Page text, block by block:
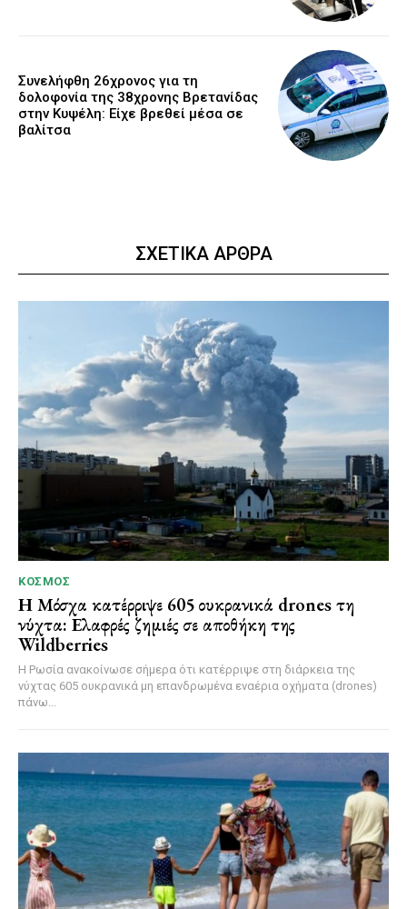
Συνελήφθη 26χρονος για τη
δολοφονία της 38χρονης Βρετανίδας
στην Κυψέλη: Είχε βρεθεί μέσα σε
βαλίτσα
ΣΧΕΤΙΚΑ ΑΡΘΡΑ
ΚΌΣΜΟΣ
Η Μόσχα κατέρριψε 605 ουκρανικά drones τη
νύχτα: Ελαφρές ζημιές σε αποθήκη της
Wildberries
Η Ρωσία ανακοίνωσε σήμερα ότι κατέρριψε στη διάρκεια της
νύχτας 605 ουκρανικά μη επανδρωμένα εναέρια οχήματα (drones)
πάνω...